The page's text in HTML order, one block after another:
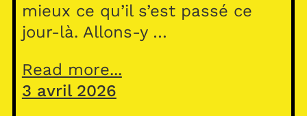
mieux ce qu’il s’est passé ce
jour-là. Allons-y …
Read more...
3 avril 2026